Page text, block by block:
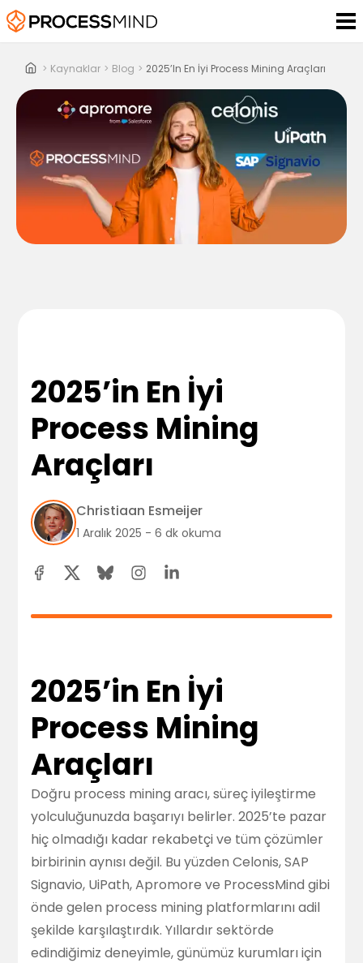
> Kaynaklar > Blog > 2025’in En İyi Process Mining Araçları
2025’in En İyi
Process Mining
Araçları
Christiaan Esmeijer
1 Aralık 2025 - 6 dk okuma
2025’in En İyi
Process Mining
Araçları
Doğru process mining aracı, süreç iyileştirme
yolculuğunuzda başarıyı belirler. 2025’te pazar
hiç olmadığı kadar rekabetçi ve tüm çözümler
birbirinin aynısı değil. Bu yüzden Celonis, SAP
Signavio, UiPath, Apromore ve ProcessMind gibi
önde gelen process mining platformlarını adil
şekilde karşılaştırdık. Yıllardır sektörde
edindiğimiz deneyimle, günümüz kurumları için